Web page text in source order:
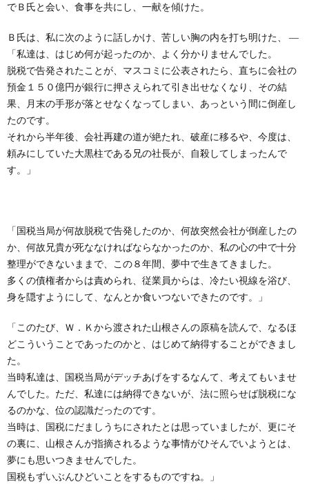
でＢ氏と会い、食事を共にし、一献を傾けた。
Ｂ氏は、私に次のように話しかけ、苦しい胸の内を打ち明けた、 ―
「私達は、はじめ何が起ったのか、よく分かりませんでした。
脱税で告発されたことが、マスコミに公表されたら、直ちに会社の
預金１５０億円が銀行に押さえられて引き出せなくなり、その結
果、月末の手形が落とせなくなってしまい、あっという間に倒産し
たのです。
それから半年後、会社再建の道が絶たれ、破産に移るや、今度は、
頼みにしていた大黒柱である兄の社長が、自殺してしまったんで
す。」
「国税当局が何故脱税で告発したのか、何故突然会社が倒産したの
か、何故兄貴が死ななければならなかったのか、私の心の中で十分
整理ができないままで、この８年間、夢中で生きてきました。
多くの債権者からは責められ、従業員からは、冷たい視線を浴び、
身を隠すようにして、なんとか食いつないできたのです。」
「このたび、Ｗ．Ｋから渡された山根さんの原稿を読んで、なるほ
どこういうことであったのかと、はじめて納得することができまし
た。
当時私達は、国税当局がデッチあげをするなんて、考えてもいませ
んでした。ただ、私達には納得できないが、法に照らせば脱税にな
るのかな、位の認識だったのです。
当時は、国税にだましうちにされたとは思っていましたが、更にそ
の裏に、山根さんが指摘されるような事情がひそんでいようとは、
夢にも思いつきませんでした。
国税もずいぶんひどいことをするものですね。」